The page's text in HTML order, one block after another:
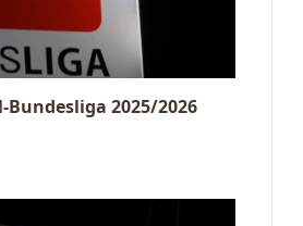
2025/2026